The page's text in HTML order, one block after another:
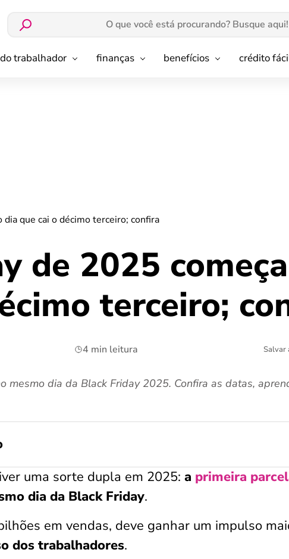
trabalhador finanças benefícios crédito
que cai o décimo terceiro; confira
de 2025
terceiro;
4 min leitura Salvar
mesmo dia da Black Friday 2025. Confira as datas,
uma sorte dupla em 2025: a primeira
dia da Black Friday.
em vendas, deve ganhar um impulso
dos trabalhadores.